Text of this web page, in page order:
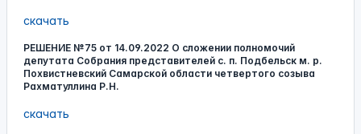
скачать
РЕШЕНИЕ №75 от 14.09.2022 О сложении полномочий
депутата Собрания представителей с. п. Подбельск м. р.
Похвистневский Самарской области четвертого созыва
Рахматуллина Р.Н.
скачать